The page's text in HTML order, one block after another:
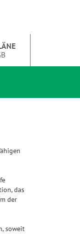
das
der
soweit